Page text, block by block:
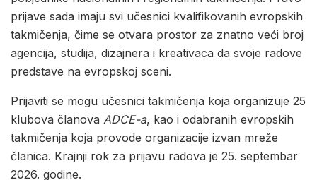
prijave sada imaju svi učesnici kvalifikovanih evropskih
takmičenja, čime se otvara prostor za znatno veći broj
agencija, studija, dizajnera i kreativaca da svoje radove
predstave na evropskoj sceni.
Prijaviti se mogu učesnici takmičenja koja organizuje 25
klubova članova ADCE-a, kao i odabranih evropskih
takmičenja koja provode organizacije izvan mreže
članica. Krajnji rok za prijavu radova je 25. septembar
2026. godine.